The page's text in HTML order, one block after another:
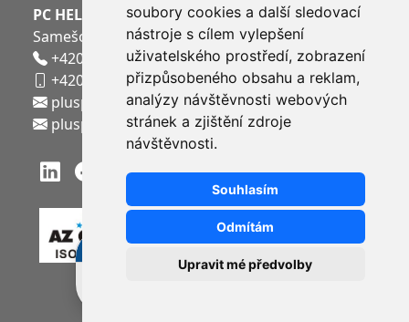
soubory cookies a další sledovací
nástroje s cílem vylepšení
uživatelského prostředí, zobrazení
přizpůsobeného obsahu a reklam,
analýzy návštěvnosti webových
stránek a zjištění zdroje
návštěvnosti.
Souhlasím
Odmítám
Upravit mé předvolby
Nová mobilní aplikace
PC HELP, a.s.
Samešova 1144,674 01 Třebíč
+420 568 858 011
+420 721 320 480
plusportal.obchod@pchelp.cz
plusportal.podpora@pchelp.cz